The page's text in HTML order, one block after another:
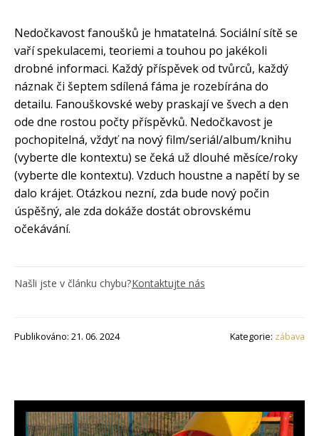
Nedočkavost fanoušků je hmatatelná. Sociální sítě se
vaří spekulacemi, teoriemi a touhou po jakékoli
drobné informaci. Každý příspěvek od tvůrců, každý
náznak či šeptem sdílená fáma je rozebírána do
detailu. Fanouškovské weby praskají ve švech a den
ode dne rostou počty příspěvků. Nedočkavost je
pochopitelná, vždyť na nový film/seriál/album/knihu
(vyberte dle kontextu) se čeká už dlouhé měsíce/roky
(vyberte dle kontextu). Vzduch houstne a napětí by se
dalo krájet. Otázkou nezní, zda bude nový počin
úspěšný, ale zda dokáže dostát obrovskému
očekávání.
Našli jste v článku chybu?Kontaktujte nás
Publikováno: 21. 06. 2024 Kategorie: zábava